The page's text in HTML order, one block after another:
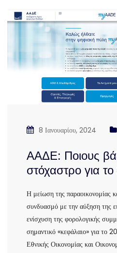
8 Ιανουαρίου, 2024
ΑΑΔΕ: Ποιους
στόχαστρο για
Η μείωση της παραοικονομίας
συνδυασμό με την αύξηση της
ενίσχυση της φορολογικής
σημαντικό «κεφάλαιο» για το
Εθνικής Οικονομίας και